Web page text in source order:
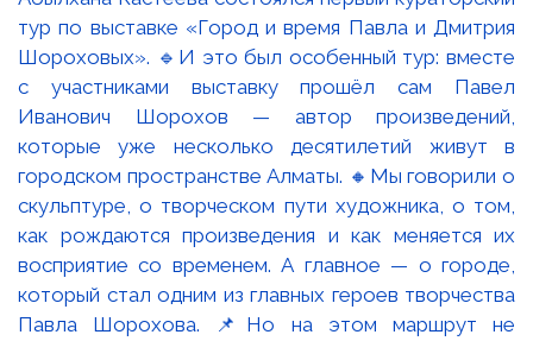
тур по выставке «Город и время Павла и Дмитрия
Шороховых». 🔹И это был особенный тур: вместе
с участниками выставку прошёл сам Павел
Иванович Шорохов — автор произведений,
которые уже несколько десятилетий живут в
городском пространстве Алматы. 🔸Мы говорили о
скульптуре, о творческом пути художника, о том,
как рождаются произведения и как меняется их
восприятие со временем. А главное — о городе,
который стал одним из главных героев творчества
Павла Шорохова. 📌Но на этом маршрут не